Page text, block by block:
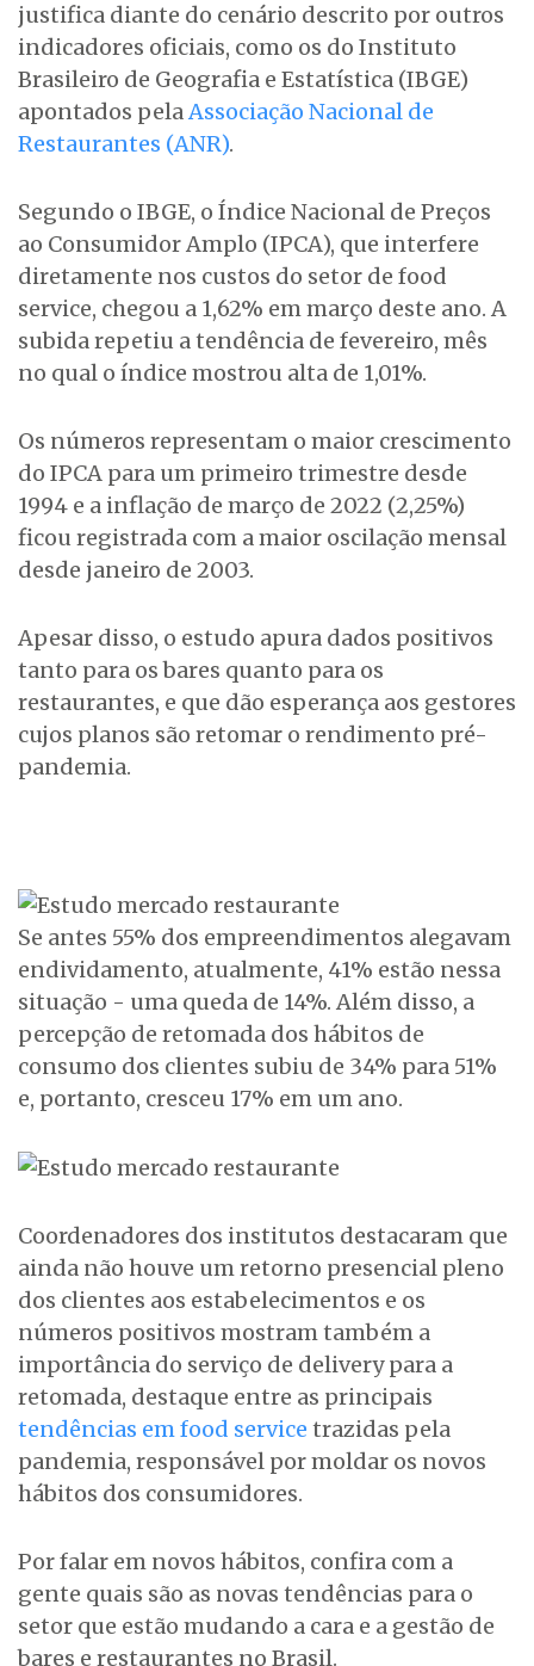
justifica diante do cenário descrito por outros
indicadores oficiais, como os do Instituto
Brasileiro de Geografia e Estatística (IBGE)
apontados pelaAssociação Nacional de
Restaurantes (ANR).
Segundo o IBGE, o Índice Nacional de Preços
ao Consumidor Amplo (IPCA), que interfere
diretamente nos custos do setor de food
service, chegou a 1,62% em março deste ano. A
subida repetiu a tendência de fevereiro, mês
no qual o índice mostrou alta de 1,01%.
Os números representam o maior crescimento
do IPCA para um primeiro trimestre desde
1994 e a inflação de março de 2022 (2,25%)
ficou registrada com a maior oscilação mensal
desde janeiro de 2003.
Apesar disso, o estudo apura dados positivos
tanto para os bares quanto para os
restaurantes, e que dão esperança aos gestores
cujos planos são retomar o rendimento pré-
pandemia.
Se antes 55% dos empreendimentos alegavam
endividamento, atualmente, 41% estão nessa
situação - uma queda de 14%. Além disso, a
percepção de retomada dos hábitos de
consumo dos clientes subiu de 34% para 51%
e, portanto, cresceu 17% em um ano.
Coordenadores dos institutos destacaram que
ainda não houve um retorno presencial pleno
dos clientes aos estabelecimentos e os
números positivos mostram também a
importância do serviço de delivery para a
retomada, destaque entre as principais
tendências em food service trazidas pela
pandemia, responsável por moldar os novos
hábitos dos consumidores.
Por falar em novos hábitos, confira com a
gente quais são as novas tendências para o
setor que estão mudando a cara e a gestão de
bares e restaurantes no Brasil.